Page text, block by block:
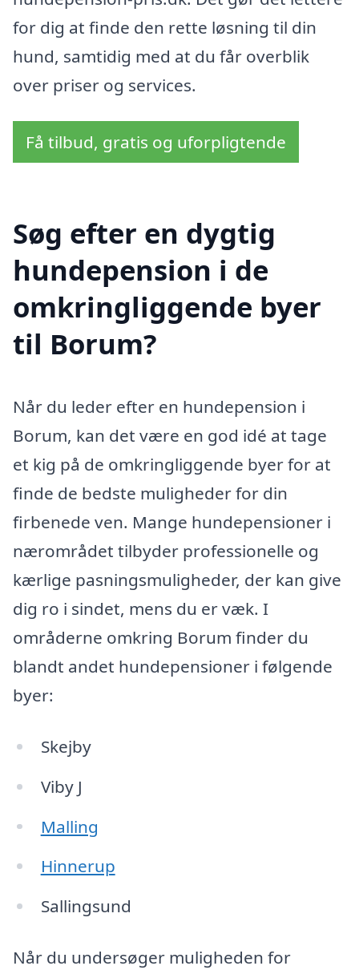
for dig at finde den rette løsning til din
hund, samtidig med at du får overblik
over priser og services.
Få tilbud, gratis og uforpligtende
Søg efter en dygtig
hundepension i de
omkringliggende byer
til Borum?
Når du leder efter en hundepension i
Borum, kan det være en god idé at tage
et kig på de omkringliggende byer for at
finde de bedste muligheder for din
firbenede ven. Mange hundepensioner i
nærområdet tilbyder professionelle og
kærlige pasningsmuligheder, der kan give
dig ro i sindet, mens du er væk. I
områderne omkring Borum finder du
blandt andet hundepensioner i følgende
byer:
Skejby
Viby J
Malling
Hinnerup
Sallingsund
Når du undersøger muligheden for